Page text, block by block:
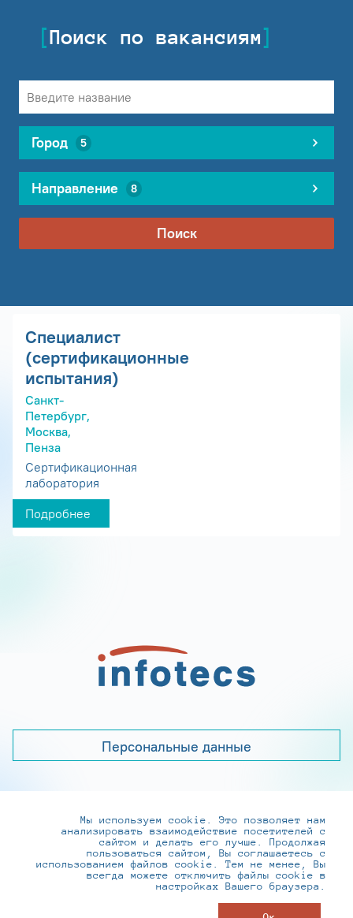
Поиск по вакансиям
Город 5
Направление 8
Поиск
Специалист
(сертификационные
испытания)
Санкт-
Петербург,
Москва,
Пенза
Сертификационная
лаборатория
Подробнее
Персональные данные
+7 (495) 737-6192, 8-800-250-0-260
practice@infotecs.ru,hr@infotecs.ru
127273, г. Москва, Отрадная ул., 2Б строение 1
Мы используем cookie. Это позволяет нам
анализировать взаимодействие посетителей с
сайтом и делать его лучше. Продолжая
пользоваться сайтом, Вы соглашаетесь с
использованием файлов cookie. Тем не менее, Вы
всегда можете отключить файлы cookie в
настройках Вашего браузера.